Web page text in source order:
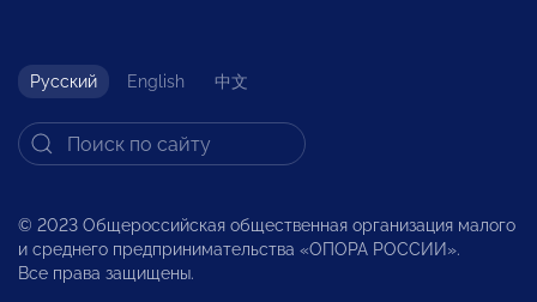
Русский English 中文
© 2023 Общероссийская общественная организация малого
и среднего предпринимательства «ОПОРА РОССИИ».
Все права защищены.